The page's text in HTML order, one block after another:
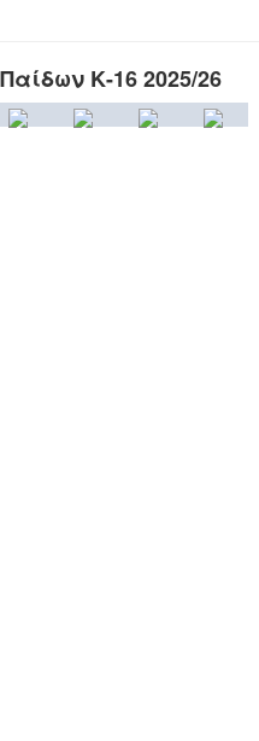
Κ-16 2025/26